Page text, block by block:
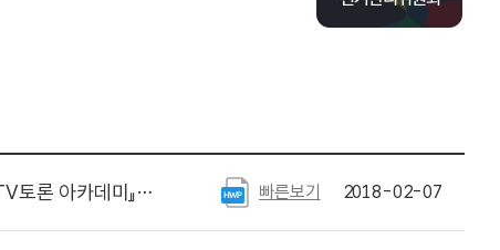
데미』참가자 모집 빠른보기 2018-02-07